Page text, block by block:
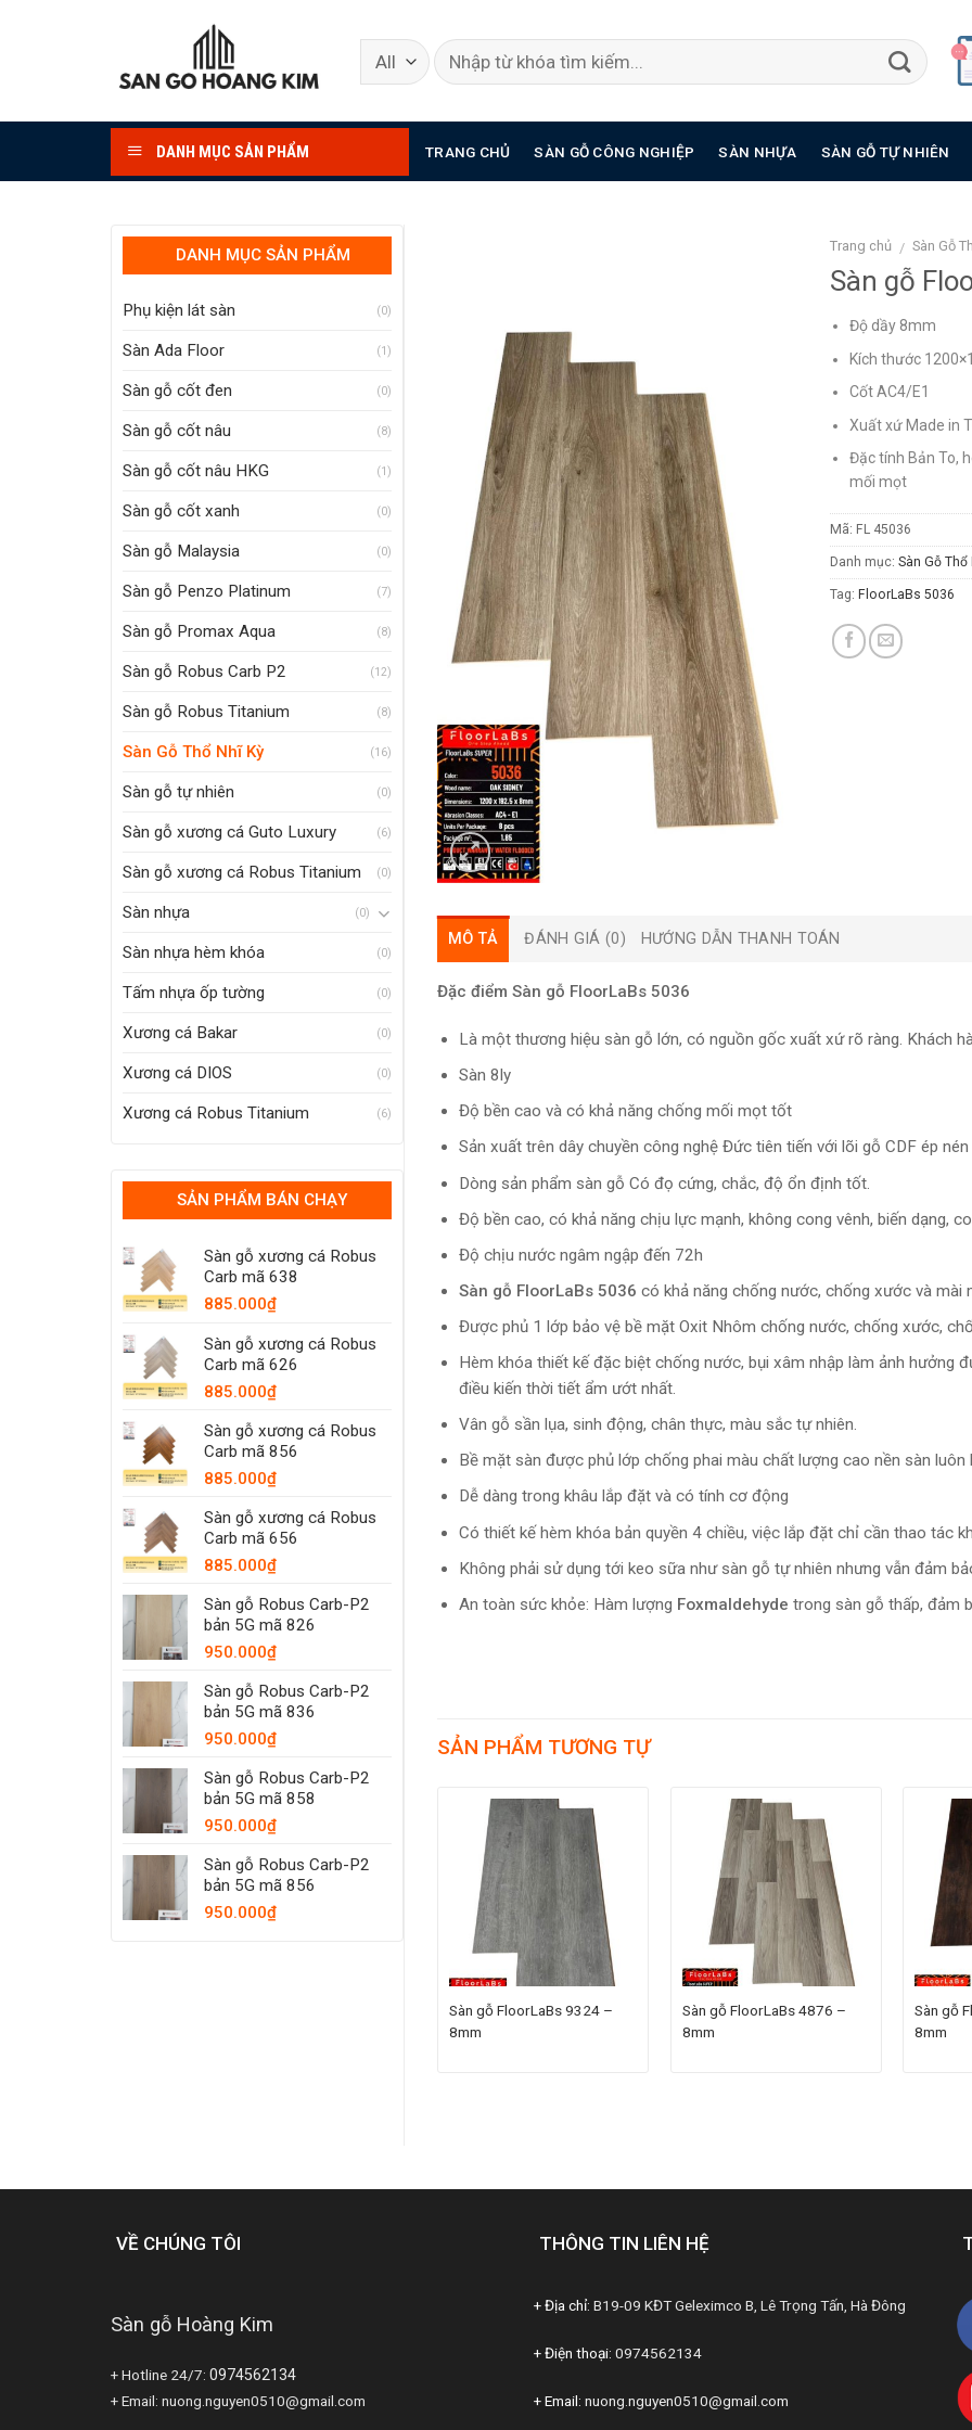
DANH MỤC SẢN PHẨM TRANG CHỦ SÀN GỖ CÔNG NGHIỆP SÀN NHỰA SÀN GỖ TỰ NHIÊN
DANH MỤC SẢN PHẨM
Phụ kiện lát sàn (0)
Sàn Ada Floor (1)
Sàn gỗ cốt đen (0)
Sàn gỗ cốt nâu (8)
Sàn gỗ cốt nâu HKG (1)
Sàn gỗ cốt xanh (0)
Sàn gỗ Malaysia (0)
Sàn gỗ Penzo Platinum (7)
Sàn gỗ Promax Aqua (8)
Sàn gỗ Robus Carb P2 (12)
Sàn gỗ Robus Titanium (8)
Sàn Gỗ Thổ Nhĩ Kỳ (16)
Sàn gỗ tự nhiên (0)
Sàn gỗ xương cá Guto Luxury (6)
Sàn gỗ xương cá Robus Titanium (0)
Sàn nhựa (0)
Sàn nhựa hèm khóa (0)
Tấm nhựa ốp tường (0)
Xương cá Bakar (0)
Xương cá DIOS (0)
Xương cá Robus Titanium (6)
SẢN PHẨM BÁN CHẠY
Sàn gỗ xương cá Robus
Carb mã 638
885.000₫
Sàn gỗ xương cá Robus
Carb mã 626
885.000₫
Sàn gỗ xương cá Robus
Carb mã 856
885.000₫
Sàn gỗ xương cá Robus
Carb mã 656
885.000₫
Sàn gỗ Robus Carb-P2
bản 5G mã 826
950.000₫
Sàn gỗ Robus Carb-P2
bản 5G mã 836
950.000₫
Sàn gỗ Robus Carb-P2
bản 5G mã 858
950.000₫
Sàn gỗ Robus Carb-P2
bản 5G mã 856
950.000₫
Trang chủ / Sàn Gỗ
Sàn gỗ
Độ dầy 8mm
Kích thước
Cốt AC4/E1
Xuất xứ Made in
Đặc tính Bản To,
mối mọt
Mã: FL 45036
Danh mục:Sàn Gỗ Thổ
Tag: FloorLaBs 5036
MÔ TẢ ĐÁNH GIÁ (0) HƯỚNG DẪN THANH TOÁN
Đặc điểm Sàn gỗ FloorLaBs 5036
Là một thương hiệu sàn gỗ lớn, có nguồn gốc xuất xứ rõ ràng. Khách
Sàn 8ly
Độ bền cao và có khả năng chống mối mọt tốt
Sản xuất trên dây chuyền công nghệ Đức tiên tiến với lõi gỗ CDF ép nén
Dòng sản phẩm sàn gỗ Có đọ cứng, chắc, độ ổn định tốt.
Độ bền cao, có khả năng chịu lực mạnh, không cong vênh, biến dạng,
Độ chịu nước ngâm ngập đến 72h
Sàn gỗ FloorLaBs 5036 có khả năng chống nước, chống xước và mài
Được phủ 1 lớp bảo vệ bề mặt Oxit Nhôm chống nước, chống xước,
Hèm khóa thiết kế đặc biệt chống nước, bụi xâm nhập làm ảnh hưởng
điều kiến thời tiết ẩm ướt nhất.
Vân gỗ sần lụa, sinh động, chân thực, màu sắc tự nhiên.
Bề mặt sàn được phủ lớp chống phai màu chất lượng cao nền sàn luôn
Dễ dàng trong khâu lắp đặt và có tính cơ động
Có thiết kế hèm khóa bản quyền 4 chiều, việc lắp đặt chỉ cần thao tác
Không phải sử dụng tới keo sữa như sàn gỗ tự nhiên nhưng vẫn đảm
An toàn sức khỏe: Hàm lượng Foxmaldehyde trong sàn gỗ thấp, đảm
SẢN PHẨM TƯƠNG TỰ
Sàn gỗ FloorLaBs 9324 –
8mm
Sàn gỗ FloorLaBs 4876 –
8mm
Sàn gỗ
8mm
-26%
VỀ CHÚNG TÔI
Sàn gỗ Hoàng Kim
+ Hotline 24/7: 0974562134
+ Email: nuong.nguyen0510@gmail.com
THÔNG TIN LIÊN HỆ
+ Địa chỉ: B19-09 KĐT Geleximco B, Lê Trọng Tấn, Hà Đông
+ Điện thoại: 0974562134
+ Email: nuong.nguyen0510@gmail.com